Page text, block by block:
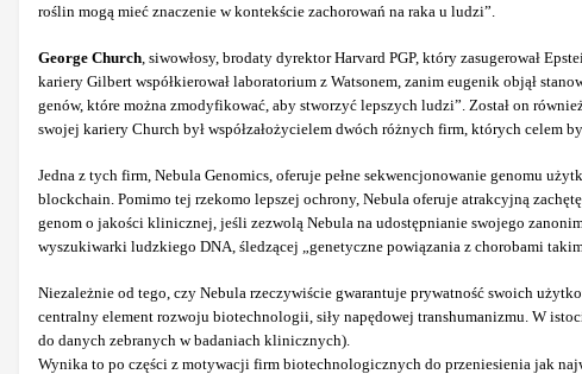
roślin mogą mieć znaczenie w kontekście zachorowań na raka u ludzi”.
George Church , siwowłosy, brodaty dyrektor Harvard PGP, który zasugerował
kariery Gilbert współkierował laboratorium z Watsonem, zanim eugenik objął
genów, które można zmodyfikować, aby stworzyć lepszych ludzi”. Został on
swojej kariery Church był współzałożycielem dwóch różnych firm, których celem
Jedna z tych firm, Nebula Genomics, oferuje pełne sekwencjonowanie genomu
blockchain. Pomimo tej rzekomo lepszej ochrony, Nebula oferuje atrakcyjną
genom o jakości klinicznej, jeśli zezwolą Nebula na udostępnianie swojego
wyszukiwarki ludzkiego DNA, śledzącej „genetyczne powiązania z chorobami
Niezależnie od tego, czy Nebula rzeczywiście gwarantuje prywatność swoich
centralny element rozwoju biotechnologii, siły napędowej transhumanizmu. W
do danych zebranych w badaniach klinicznych).
Wynika to po części z motywacji firm biotechnologicznych do przeniesienia jak